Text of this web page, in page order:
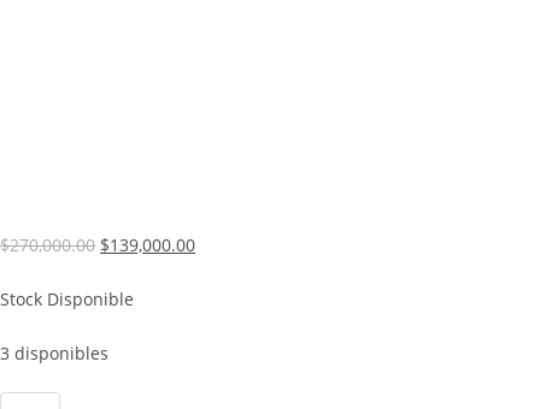
$270,000.00 $139,000.00
Stock Disponible
3 disponibles